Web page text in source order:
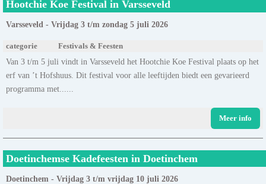
Hootchie Koe Festival in Varsseveld
Varsseveld - Vrijdag 3 t/m zondag 5 juli 2026
categorie Festivals & Feesten
Van 3 t/m 5 juli vindt in Varsseveld het Hootchie Koe Festival plaats op het
erf van ’t Hofshuus. Dit festival voor alle leeftijden biedt een gevarieerd
programma met......
Meer info
Doetinchemse Kadefeesten in Doetinchem
Doetinchem - Vrijdag 3 t/m vrijdag 10 juli 2026